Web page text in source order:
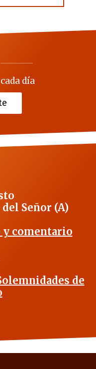
día
Señor (A)
y comentario
de